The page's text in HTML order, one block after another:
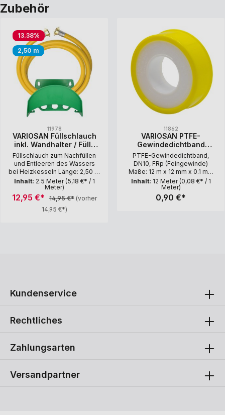
Zubehör
13.38%
2,50 m
11978
VARIOSAN Füllschlauch
inkl. Wandhalter / Füll-
Set 11978, 3/4", 2,50 m,
DN15
Füllschlauch zum Nachfüllen
und Entleeren des Wassers
bei Heizkesseln Länge: 2,50 m
Betriebsdruck: max. 15 bar
Anschlüsse: beidseitig gerade
3/4" Messing-
Schlauchverschraubungen
(inkl. Dichtungen)
Inhalt: 2.5 Meter (5,18 €* / 1
Meter)
12,95 €* 14,95 €* (vorher
14,95 €*)
11862
VARIOSAN PTFE-
Gewindedichtband
11862, 1 Rolle, DVGW, DIN
EN 751-3, DN10, FRp
(Feingewinde)
PTFE-Gewindedichtband,
DN10, FRp (Feingewinde)
Maße: 12 m x 12 mm x 0.1 mm
DVGW-geprüft nach DIN EN
751-3 für Trinkwasser-
Installation 60g/m²
Inhalt: 12 Meter (0,08 €* / 1
Meter)
0,90 €*
Zahlungsarten
Versandpartner
Kundenservice
Rechtliches